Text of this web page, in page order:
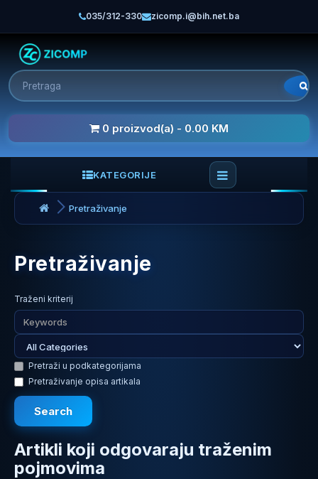
035/312-330 zicomp.i@bih.net.ba
0 proizvod(a) - 0.00 KM
KATEGORIJE
Pretraživanje
Pretraživanje
Traženi kriterij
Pretraži u podkategorijama
Pretraživanje opisa artikala
Artikli koji odgovaraju traženim
pojmovima